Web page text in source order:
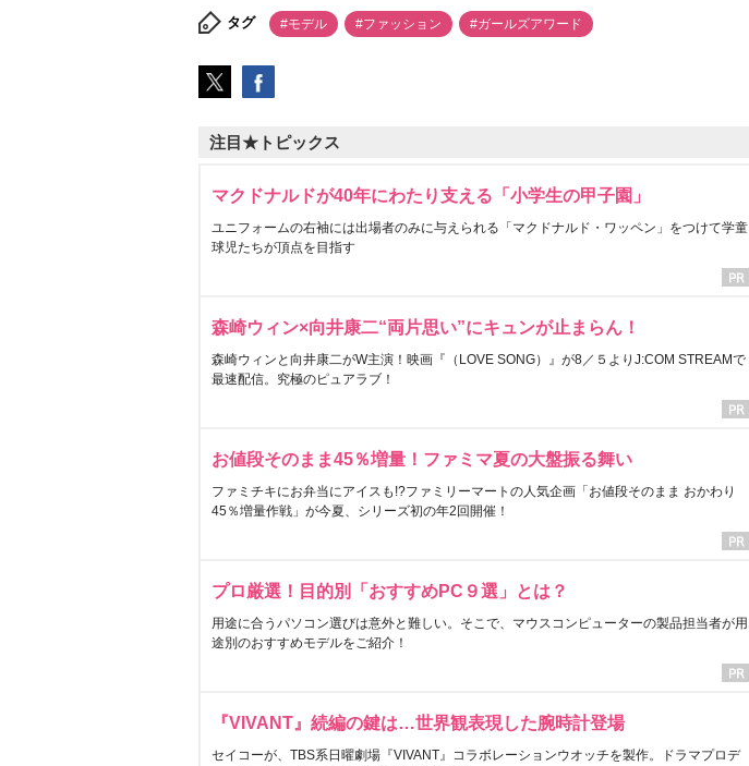
タグ #モデル #ファッション #ガールズアワード
注目★トピックス
マクドナルドが40年にわたり支える「小学生の甲子園」
ユニフォームの右袖には出場者のみに与えられる「マクドナルド・ワッペン」をつけて学童
球児たちが頂点を目指す
森崎ウィン×向井康二“両片思い”にキュンが止まらん！
森崎ウィンと向井康二がW主演！映画『（LOVE SONG）』が8／５よりJ:COM STREAMで
最速配信。究極のピュアラブ！
お値段そのまま45％増量！ファミマ夏の大盤振る舞い
ファミチキにお弁当にアイスも!?ファミリーマートの人気企画「お値段そのまま おかわり
45％増量作戦」が今夏、シリーズ初の年2回開催！
プロ厳選！目的別「おすすめPC９選」とは？
用途に合うパソコン選びは意外と難しい。そこで、マウスコンピューターの製品担当者が用
途別のおすすめモデルをご紹介！
『VIVANT』続編の鍵は…世界観表現した腕時計登場
セイコーが、TBS系日曜劇場『VIVANT』コラボレーションウオッチを製作。ドラマプロデ